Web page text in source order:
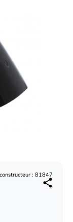
: 81847